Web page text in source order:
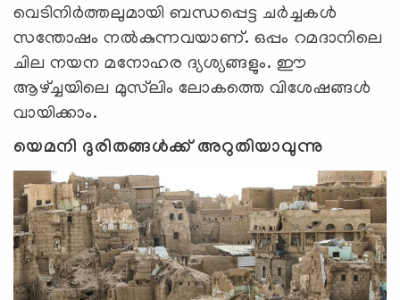
വെടിനിർത്തലുമായി ബന്ധപ്പെട്ട ചർച്ചകൾ
സന്തോഷം നൽകുന്നവയാണ്. ഒപ്പം റമദാനിലെ
ചില നയന മനോഹര ദ്യശ്യങ്ങളും. ഈ
ആഴ്ച്ചയിലെ മുസ്‍ലിം ലോകത്തെ വിശേഷങ്ങൾ
വായിക്കാം.
യെമനി ദുരിതങ്ങൾക്ക് അറുതിയാവുന്നു